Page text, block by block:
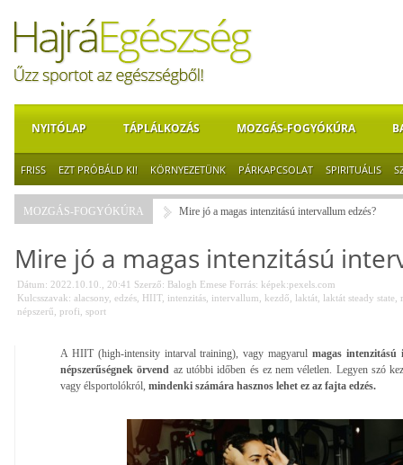
NYITÓLAP TÁPLÁLKOZÁS MOZGÁS-FOGYÓKÚRA
FRISS EZT PRÓBÁLD KI! KÖRNYEZETÜNK PÁRKAPCSOLAT SPIRITUÁLIS
MOZGÁS-FOGYÓKÚRA Mire jó a magas intenzitású intervallum edzés?
Mire jó a magas intenzitású
Dátum: 2022.10.10., 20:41 Szerző: Balogh Emese Forrás: képek:pexels.com
Kulcsszavak: alacsony edzés HIIT, intenzitás intervallum kezdő laktát laktát steady state
népszerű profi sport
A HIIT (high-intensity intarval training), vagy magyarul magas intenzitású
népszerűségnek örvend az utóbbi időben és ez nem véletlen. Legyen szó
vagy élsportolókról, mindenki számára hasznos lehet ez az fajta edzés.